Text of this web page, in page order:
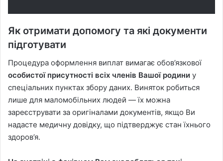
Як отримати допомогу та які документи
підготувати
Процедура оформлення виплат вимагає обов’язкової
особистої присутності всіх членів Вашої родини у
спеціальних пунктах збору даних. Виняток робиться
лише для маломобільних людей — їх можна
зареєструвати за оригіналами документів, якщо Ви
надасте медичну довідку, що підтверджує стан їхнього
здоров’я.